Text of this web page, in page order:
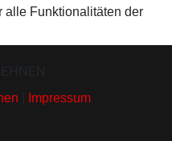
alle Funktionalitäten der
Impressum